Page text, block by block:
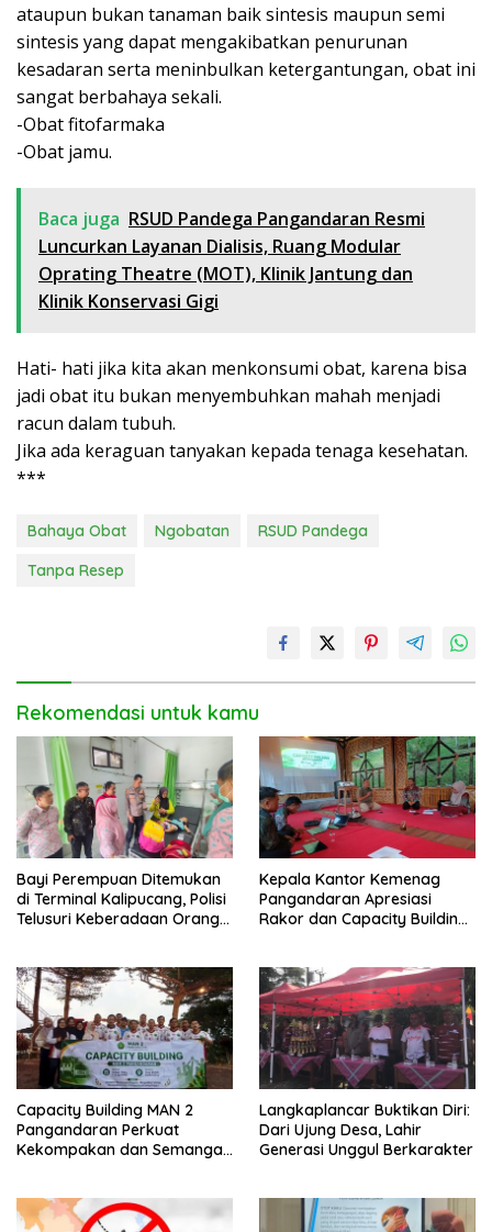
ataupun bukan tanaman baik sintesis maupun semi
sintesis yang dapat mengakibatkan penurunan
kesadaran serta meninbulkan ketergantungan, obat ini
sangat berbahaya sekali.
-Obat fitofarmaka
-Obat jamu.
Baca juga RSUD Pandega Pangandaran Resmi
Luncurkan Layanan Dialisis, Ruang Modular
Oprating Theatre (MOT), Klinik Jantung dan
Klinik Konservasi Gigi
Hati- hati jika kita akan menkonsumi obat, karena bisa
jadi obat itu bukan menyembuhkan mahah menjadi
racun dalam tubuh.
Jika ada keraguan tanyakan kepada tenaga kesehatan.
***
Bahaya Obat Ngobatan
RSUD Pandega
Tanpa Resep
Rekomendasi untuk kamu
Bayi Perempuan Ditemukan
di Terminal Kalipucang, Polisi
Telusuri Keberadaan Orang
Kepala Kantor Kemenag
Pangandaran Apresiasi
Rakor dan Capacity Building
Antar Lini
Capacity Building MAN 2
Pangandaran Perkuat
Kekompakan dan Semangat
Langkaplancar Buktikan Diri:
Dari Ujung Desa, Lahir
Generasi Unggul Berkarakter